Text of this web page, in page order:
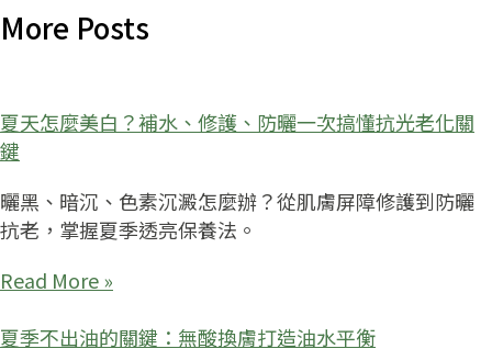
More Posts
夏天怎麼美白？補水、修護、防曬一次搞懂抗光老化關
鍵
曬黑、暗沉、色素沉澱怎麼辦？從肌膚屏障修護到防曬
抗老，掌握夏季透亮保養法。
Read More »
夏季不出油的關鍵：無酸換膚打造油水平衡